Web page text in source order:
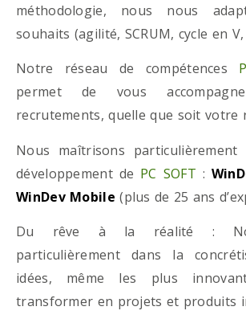
méthodologie, nous nous
souhaits (agilité, SCRUM, cycle en
Notre réseau de compétences
permet de vous
recrutements, quelle que soit votre
Nous maîtrisons
développement de PC SOFT :
WinDev Mobile (plus de 25 ans
Du rêve à la réalité :
particulièrement dans la
idées, même les plus
transformer en projets et produits